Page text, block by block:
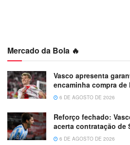
Mercado da Bola 🔥
Vasco apresenta
encaminha compra
6 DE AGOSTO DE 2026
Reforço fechado:
acerta contratação de
6 DE AGOSTO DE 2026